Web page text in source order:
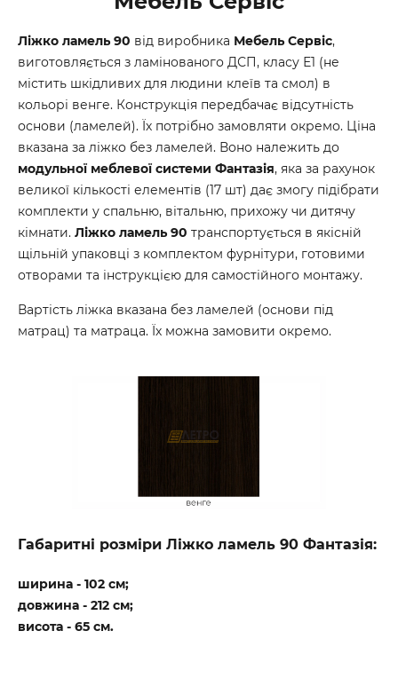
Ліжко ламель 90 від виробника Мебель Сервіс,
виготовляється з ламінованого ДСП, класу Е1 (не
містить шкідливих для людини клеїв та смол) в
кольорі венге. Конструкція передбачає відсутність
основи (ламелей). Їх потрібно замовляти окремо. Ціна
вказана за ліжко без ламелей. Воно належить до
модульної меблевої системи Фантазія, яка за рахунок
великої кількості елементів (17 шт) дає змогу підібрати
комплекти у спальню, вітальню, прихожу чи дитячу
кімнати. Ліжко ламель 90 транспортується в якісній
щільній упаковці з комплектом фурнітури, готовими
отворами та інструкцією для самостійного монтажу.
Вартість ліжка вказана без ламелей (основи під
матрац) та матраца. Їх можна замовити окремо.
Габаритні розміри Ліжко ламель 90 Фантазія:
ширина - 102 см;
довжина - 212 см;
висота - 65 см.